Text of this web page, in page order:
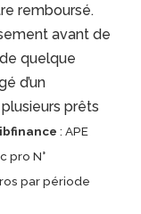
remboursé.
avant de
de quelque
d’un
prêts
: APE
pro N°
par période